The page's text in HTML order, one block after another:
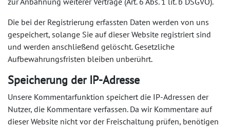
Die bei der Registrierung erfassten Daten werden von uns
gespeichert, solange Sie auf dieser Website registriert sind
und werden anschließend gelöscht. Gesetzliche
Aufbewahrungsfristen bleiben unberührt.
Speicherung der IP-Adresse
Unsere Kommentarfunktion speichert die IP-Adressen der
Nutzer, die Kommentare verfassen. Da wir Kommentare auf
dieser Website nicht vor der Freischaltung prüfen, benötigen